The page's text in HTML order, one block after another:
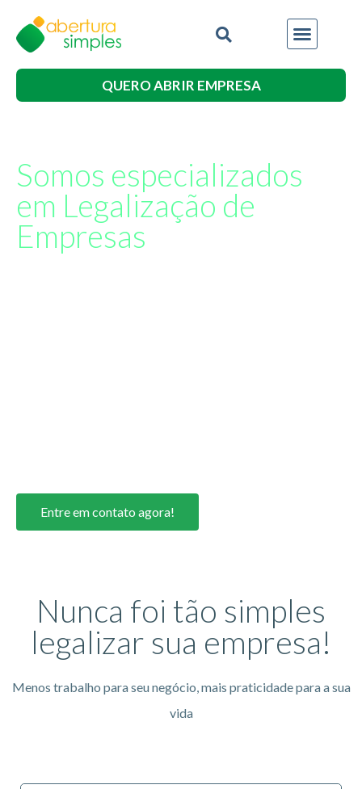
QUERO ABRIR EMPRESA
Somos especializados
em Legalização de
Empresas
Entre em contato agora!
Nunca foi tão simples
legalizar sua empresa!
Menos trabalho para seu negócio, mais praticidade para a sua
vida